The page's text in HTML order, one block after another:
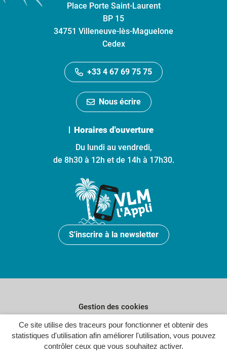
Ce site utilise des traceurs pour fonctionner et obtenir des
statistiques d'utilisation afin améliorer l'utilisation, vous pouvez
contrôler ceux que vous souhaitez activer.
Place Porte Saint-Laurent
BP 15
34751 Villeneuve-lès-Maguelone
Cedex
+33 4 67 69 75 75
Nous écrire
Horaires d'ouverture
Du lundi au vendredi,
de 8h30 à 12h et de 14h à 17h30.
S'inscrire à la newsletter
Gestion des cookies
Plan du site
Politique de confidentialité